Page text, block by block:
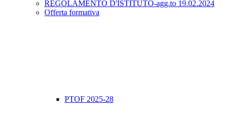
REGOLAMENTO D'ISTITUTO-agg.to 19.02.2024
Offerta formativa
PTOF 2025-28